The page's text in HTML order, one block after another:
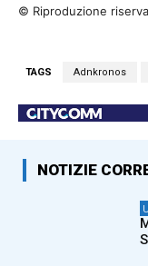
© Riproduzione
TAGS Adnkronos
NOTIZIE